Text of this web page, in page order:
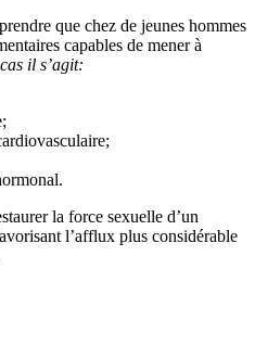
que chez de jeunes hommes
capables de mener à
il s’agit:
la force sexuelle d’un
l’afflux plus considérable